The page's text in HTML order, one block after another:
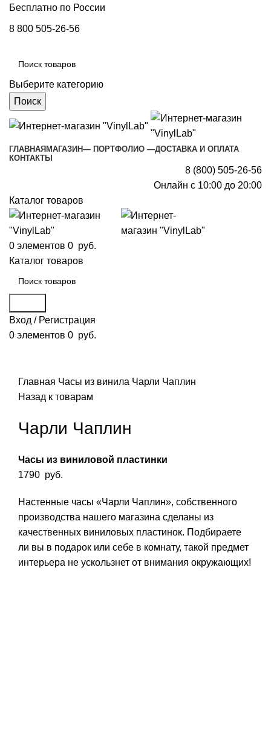
Бесплатно по России
8 800 505-26-56
Выберите категорию
Поиск
ГЛАВНАЯ МАГАЗИН— ПОРТФОЛИО —ДОСТАВКА И ОПЛАТА
КОНТАКТЫ
8 (800) 505-26-56
Онлайн с 10:00 до 20:00
Каталог товаров
0 элементов 0 руб.
Каталог товаров
Вход / Регистрация
0 элементов 0 руб.
Главная Часы из винила Чарли Чаплин
Назад к товарам
Чарли Чаплин
Часы из виниловой пластинки
1790 руб.
Настенные часы «Чарли Чаплин», собственного
производства нашего магазина сделаны из
качественных виниловых пластинок. Подбираете
ли вы в подарок или себе в комнату, такой предмет
интерьера не ускользнет от внимания окружающих!